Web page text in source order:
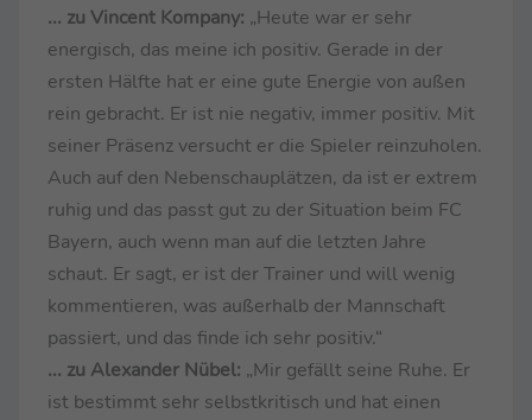
... zu Vincent Kompany: „Heute war er sehr
energisch, das meine ich positiv. Gerade in der
ersten Hälfte hat er eine gute Energie von außen
rein gebracht. Er ist nie negativ, immer positiv. Mit
seiner Präsenz versucht er die Spieler reinzuholen.
Auch auf den Nebenschauplätzen, da ist er extrem
ruhig und das passt gut zu der Situation beim FC
Bayern, auch wenn man auf die letzten Jahre
schaut. Er sagt, er ist der Trainer und will wenig
kommentieren, was außerhalb der Mannschaft
passiert, und das finde ich sehr positiv.“
... zu Alexander Nübel: „Mir gefällt seine Ruhe. Er
ist bestimmt sehr selbstkritisch und hat einen